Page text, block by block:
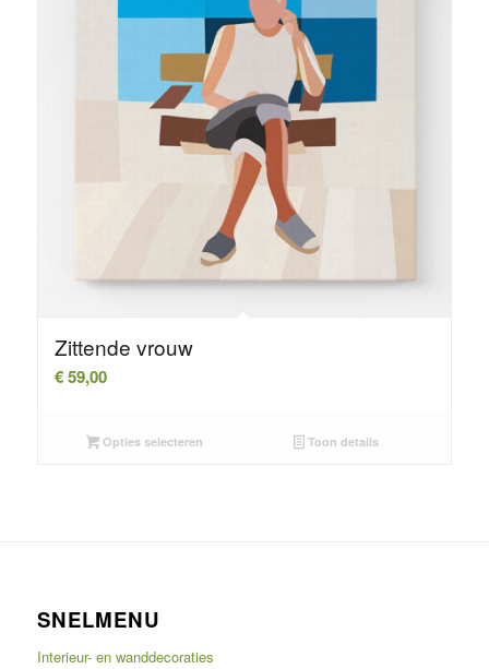
Zittende vrouw
€59,00
Opties selecteren Toon details
SNELMENU
Interieur- en wanddecoraties